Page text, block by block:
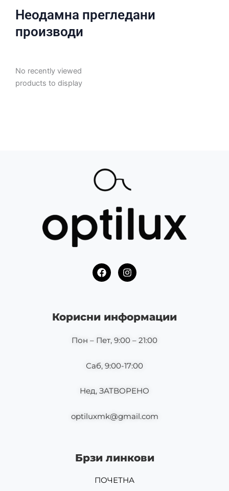
Неодамна прегледани
производи
No recently viewed
products to display
F
a
o
o
I
n
g
r
m
Корисни информации
Пон – Пет, 9:00 – 21:00
Саб, 9:00-17:00
Нед, ЗАТВОРЕНО
optiluxmk@gmail.com
Брзи линкови
ПОЧЕТНА